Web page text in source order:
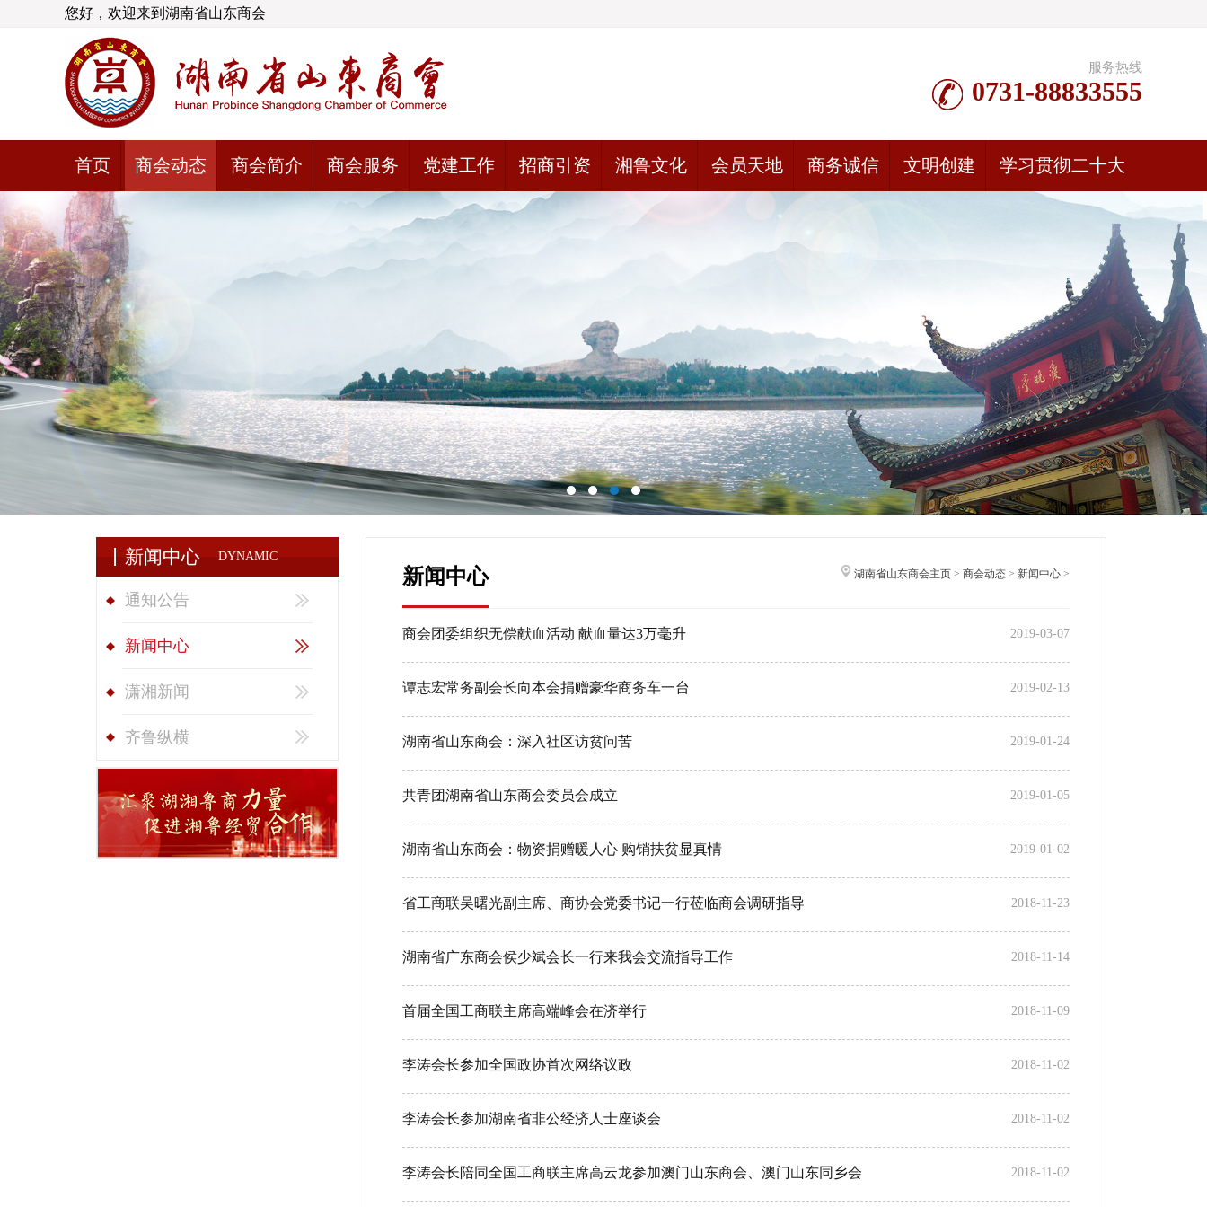
您好，欢迎来到湖南省山东商会
服务热线
0731-88833555
首页 商会动态 商会简介 商会服务 党建工作 招商引资 湘鲁文化 会员天地 商务诚信 文明创建 学习贯彻二十大
新闻中心 DYNAMIC
通知公告
新闻中心
潇湘新闻
齐鲁纵横
新闻中心 湖南省山东商会主页 > 商会动态 > 新闻中心 >
商会团委组织无偿献血活动 献血量达3万毫升 2019-03-07
谭志宏常务副会长向本会捐赠豪华商务车一台 2019-02-13
湖南省山东商会：深入社区访贫问苦 2019-01-24
共青团湖南省山东商会委员会成立 2019-01-05
湖南省山东商会：物资捐赠暖人心 购销扶贫显真情 2019-01-02
省工商联吴曙光副主席、商协会党委书记一行莅临商会调研指导 2018-11-23
湖南省广东商会侯少斌会长一行来我会交流指导工作 2018-11-14
首届全国工商联主席高端峰会在济举行 2018-11-09
李涛会长参加全国政协首次网络议政 2018-11-02
李涛会长参加湖南省非公经济人士座谈会 2018-11-02
李涛会长陪同全国工商联主席高云龙参加澳门山东商会、澳门山东同乡会 2018-11-02